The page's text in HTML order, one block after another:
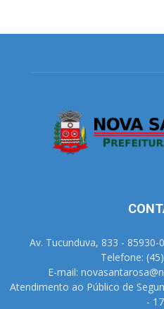
Av. Tucunduva, 833 - 85930-
Telefone:
E-mail:
Atendimento ao Público de
-